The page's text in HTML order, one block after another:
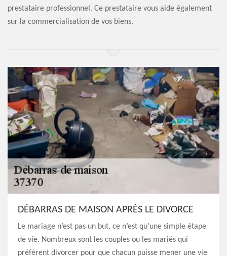
prestataire professionnel. Ce prestataire vous aide également
sur la commercialisation de vos biens.
DÉBARRAS DE MAISON APRÈS LE DIVORCE
Le mariage n’est pas un but, ce n’est qu’une simple étape
de vie. Nombreux sont les couples ou les mariés qui
préfèrent divorcer pour que chacun puisse mener une vie